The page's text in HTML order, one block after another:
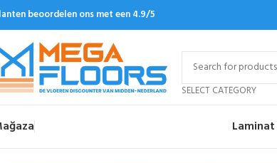
beoordelen ons met een 4.9/5
SELECT CATEGORY